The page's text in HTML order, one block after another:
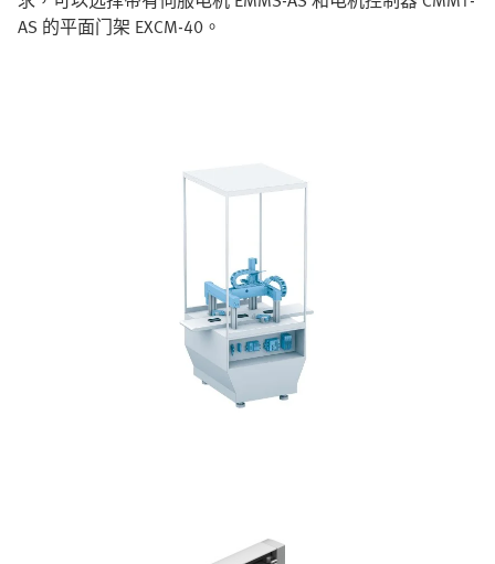
AS 的平面门架 EXCM-40。